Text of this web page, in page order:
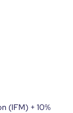
(IFM) + 10%